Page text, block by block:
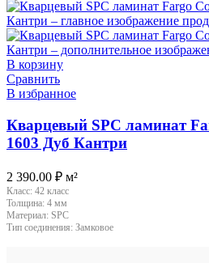
В корзину
Сравнить
В избранное
Кварцевый SPC ламинат
1603 Дуб Кантри
2 390.00 ₽ м²
Класс: 42 класс
Толщина: 4 мм
Материал: SPC
Тип соединения: Замковое